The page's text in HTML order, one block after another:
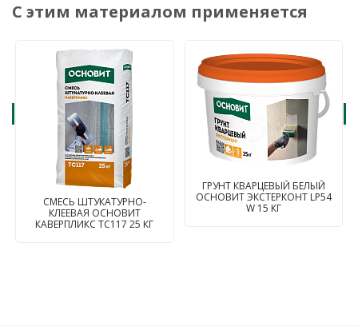
С этим материалом применяется
СМЕСЬ ШТУКАТУРНО-
КЛЕЕВАЯ ОСНОВИТ
КАВЕРПЛИКС TC117 25 КГ
ГРУНТ КВАРЦЕВЫЙ БЕЛЫЙ
ОСНОВИТ ЭКСТЕРКОНТ LP54
W 15 КГ